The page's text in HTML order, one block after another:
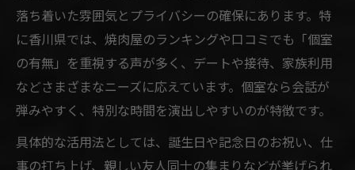
落ち着いた雰囲気とプライバシーの確保にあります。特
に香川県では、焼肉屋のランキングや口コミでも「個室
の有無」を重視する声が多く、デートや接待、家族利用
などさまざまなニーズに応えています。個室なら会話が
弾みやすく、特別な時間を演出しやすいのが特徴です。
具体的な活用法としては、誕生日や記念日のお祝い、仕
事の打ち上げ、親しい友人同士の集まりなどが挙げられ